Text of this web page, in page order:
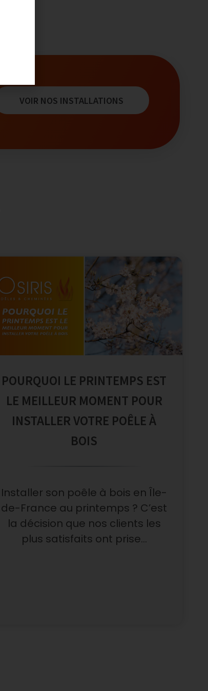
VOIR NOS INSTALLATIONS
POURQUOI LE PRINTEMPS EST
LE MEILLEUR MOMENT POUR
INSTALLER VOTRE POÊLE À
BOIS
Installer son poêle à bois en Île-
de-France au printemps ? C’est
la décision que nos clients les
plus satisfaits ont prise…